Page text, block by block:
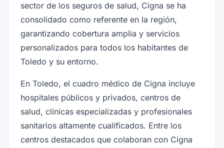
sector de los seguros de salud, Cigna se ha
consolidado como referente en la región,
garantizando cobertura amplia y servicios
personalizados para todos los habitantes de
Toledo y su entorno.
En Toledo, el cuadro médico de Cigna incluye
hospitales públicos y privados, centros de
salud, clínicas especializadas y profesionales
sanitarios altamente cualificados. Entre los
centros destacados que colaboran con Cigna